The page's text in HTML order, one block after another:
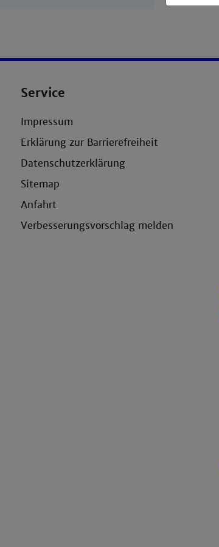
Service
Impressum
Erklärung zur Barrierefreiheit
Datenschutzerklärung
Sitemap
Anfahrt
Verbesserungsvorschlag melden